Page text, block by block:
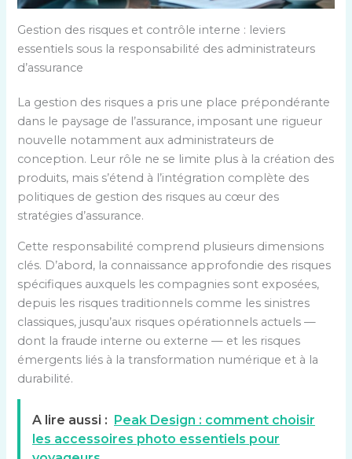
Gestion des risques et contrôle interne : leviers
essentiels sous la responsabilité des administrateurs
d’assurance
La gestion des risques a pris une place prépondérante
dans le paysage de l’assurance, imposant une rigueur
nouvelle notamment aux administrateurs de
conception. Leur rôle ne se limite plus à la création des
produits, mais s’étend à l’intégration complète des
politiques de gestion des risques au cœur des
stratégies d’assurance.
Cette responsabilité comprend plusieurs dimensions
clés. D’abord, la connaissance approfondie des risques
spécifiques auxquels les compagnies sont exposées,
depuis les risques traditionnels comme les sinistres
classiques, jusqu’aux risques opérationnels actuels —
dont la fraude interne ou externe — et les risques
émergents liés à la transformation numérique et à la
durabilité.
A lire aussi : Peak Design : comment choisir
les accessoires photo essentiels pour